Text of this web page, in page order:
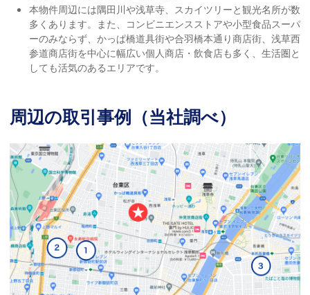
本物件周辺には隅田川や浅草寺、スカイツリーと観光名所が数
多くあります。また、コンビニエンスストアや小型食品スーパ
ーのみならず、かっぱ橋道具街や合羽橋本通り商店街、浅草西
参道商店街を中心に幅広い個人商店・飲食店も多く、生活圏と
しても活気のあるエリアです。
周辺の取引事例（当社調べ）